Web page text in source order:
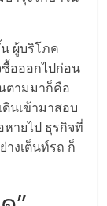
ผู้บริโภค
อออกไปก่อน
ตามมาก็คือ
นเข้ามาสอบ
หายไป ธุรกิจที่
างเต็นท์รถ ก็